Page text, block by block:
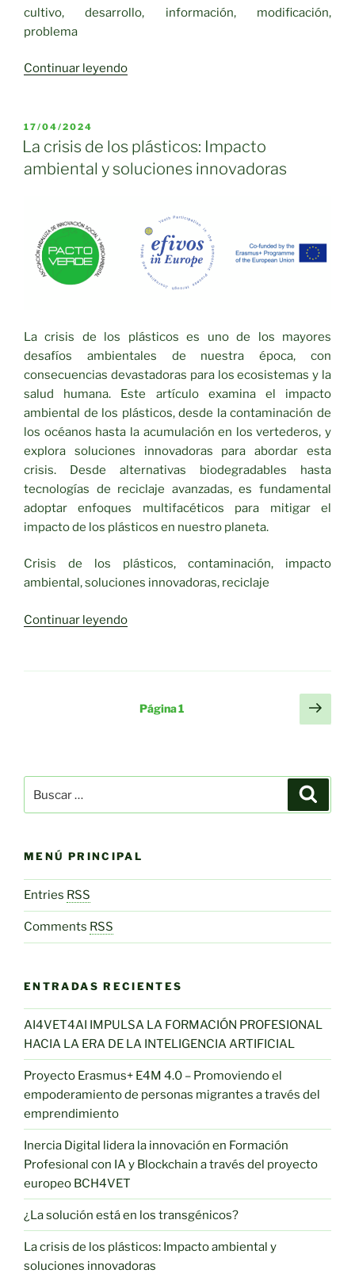
cultivo, desarrollo, información, modificación,
problema
Continuar leyendo«¿La
los
transgénicos?»
PUBLICADO
EL
17/04/2024
La crisis de los plásticos: Impacto
ambiental y soluciones innovadoras
La crisis de los plásticos es uno de los mayores
desafíos ambientales de nuestra época, con
consecuencias devastadoras para los ecosistemas y la
salud humana. Este artículo examina el impacto
ambiental de los plásticos, desde la contaminación de
los océanos hasta la acumulación en los vertederos, y
explora soluciones innovadoras para abordar esta
crisis. Desde alternativas biodegradables hasta
tecnologías de reciclaje avanzadas, es fundamental
adoptar enfoques multifacéticos para mitigar el
impacto de los plásticos en nuestro planeta.
Crisis de los plásticos, contaminación, impacto
ambiental, soluciones innovadoras, reciclaje
Continuar leyendo«La
los
Impacto
Página1
por:
MENÚ PRINCIPAL
Entries RSS
Comments RSS
ENTRADAS RECIENTES
AI4VET4AI IMPULSA LA FORMACIÓN PROFESIONAL
HACIA LA ERA DE LA INTELIGENCIA ARTIFICIAL
Proyecto Erasmus+ E4M 4.0 – Promoviendo el
empoderamiento de personas migrantes a través del
emprendimiento
Inercia Digital lidera la innovación en Formación
Profesional con IA y Blockchain a través del proyecto
europeo BCH4VET
¿La solución está en los transgénicos?
La crisis de los plásticos: Impacto ambiental y
soluciones innovadoras